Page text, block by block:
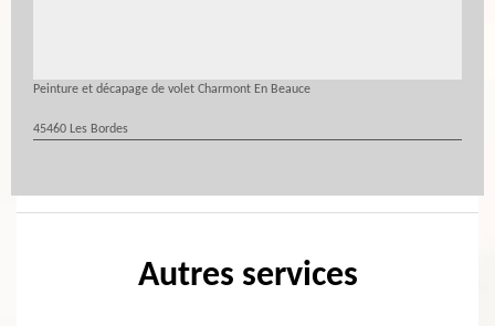
Peinture et décapage de volet Charmont En Beauce
45460 Les Bordes
Autres services